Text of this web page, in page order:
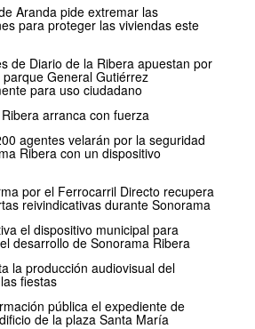
Aranda pide extremar las
para proteger las viviendas este
de Diario de la Ribera apuestan por
General Gutiérrez
para uso ciudadano
arranca con fuerza
agentes velarán por la seguridad
Ribera con un dispositivo
por el Ferrocarril Directo recupera
reivindicativas durante Sonorama
el dispositivo municipal para
desarrollo de Sonorama Ribera
la producción audiovisual del
fiestas
pública el expediente de
de la plaza Santa María